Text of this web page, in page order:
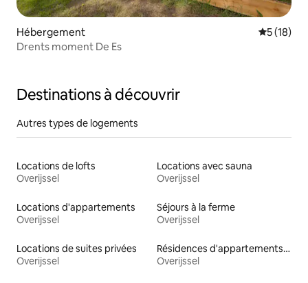
Hébergement
5 (18)
Drents moment De Es
Destinations à découvrir
Autres types de logements
Locations de lofts
Overijssel
Locations avec sauna
Overijssel
Locations d'appartements
Overijssel
Séjours à la ferme
Overijssel
Locations de suites privées
Overijssel
Résidences d'appartements en location
Overijssel